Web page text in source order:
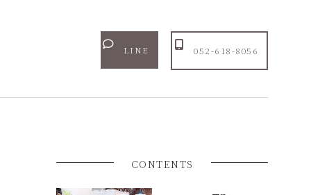
052-618-8056
LINE
CONTENTS